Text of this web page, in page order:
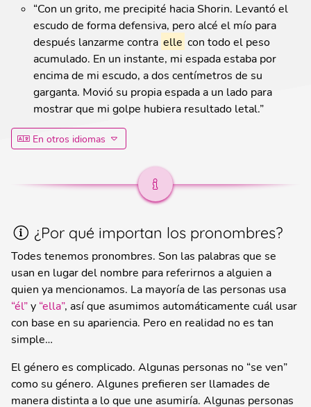
“Con un grito, me precipité hacia Shorin. Levantó el
escudo de forma defensiva, pero alcé el mío para
después lanzarme contra elle con todo el peso
acumulado. En un instante, mi espada estaba por
encima de mi escudo, a dos centímetros de su
garganta. Movió su propia espada a un lado para
mostrar que mi golpe hubiera resultado letal.”
En otros idiomas
¿Por qué importan los pronombres?
Todes tenemos pronombres. Son las palabras que se
usan en lugar del nombre para referirnos a alguien a
quien ya mencionamos. La mayoría de las personas usa
“él” y “ella”, así que asumimos automáticamente cuál usar
con base en su apariencia. Pero en realidad no es tan
simple…
El género es complicado. Algunas personas no “se ven”
como su género. Algunes prefieren ser llamades de
manera distinta a lo que une asumiría. Algunas personas